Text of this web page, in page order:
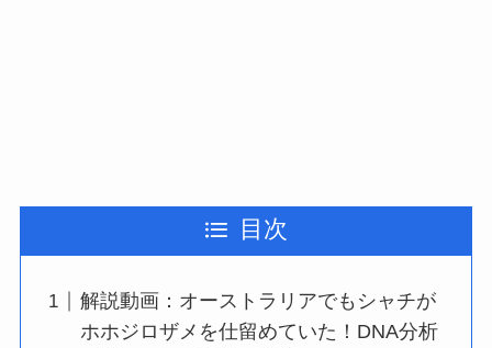
目次
解説動画：オーストラリアでもシャチが
ホホジロザメを仕留めていた！DNA分析